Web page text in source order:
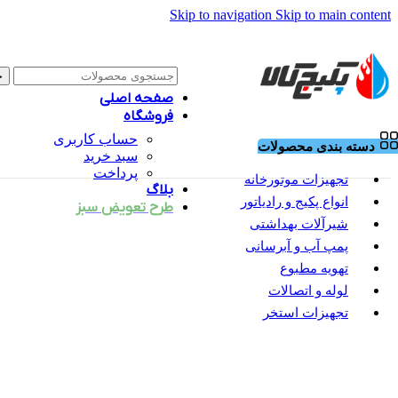
Skip to navigation Skip to main content
دسته بندی محصولات
تجهیزات موتورخانه
انواع پکیج و رادیاتور
شیرآلات بهداشتی
پمپ آب و آبرسانی
تهویه مطبوع
لوله و اتصالات
تجهیزات استخر
صفحه اصلی
فروشگاه
حساب کاربری
سبد خرید
پرداخت
بلاگ
طرح تعویض سبز